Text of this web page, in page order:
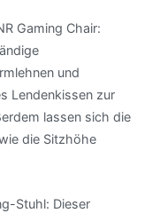
Gaming Chair:
und
Lendenkissen zur
lassen sich die
die Sitzhöhe
Stuhl: Dieser